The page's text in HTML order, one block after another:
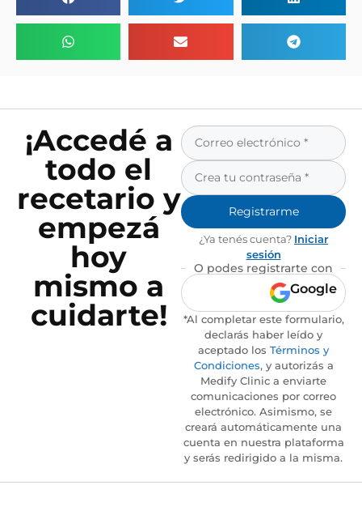
¡Accedé a
todo el
recetario y
empezá
hoy
mismo a
cuidarte!
Registrarme
¿Ya tenés cuenta? Iniciar
sesión
O podes registrarte con
Google
*Al completar este formulario,
declarás haber leído y
aceptado los Términos y
Condiciones, y autorizás a
Medify Clinic a enviarte
comunicaciones por correo
electrónico. Asimismo, se
creará automáticamente una
cuenta en nuestra plataforma
y serás redirigido a la misma.